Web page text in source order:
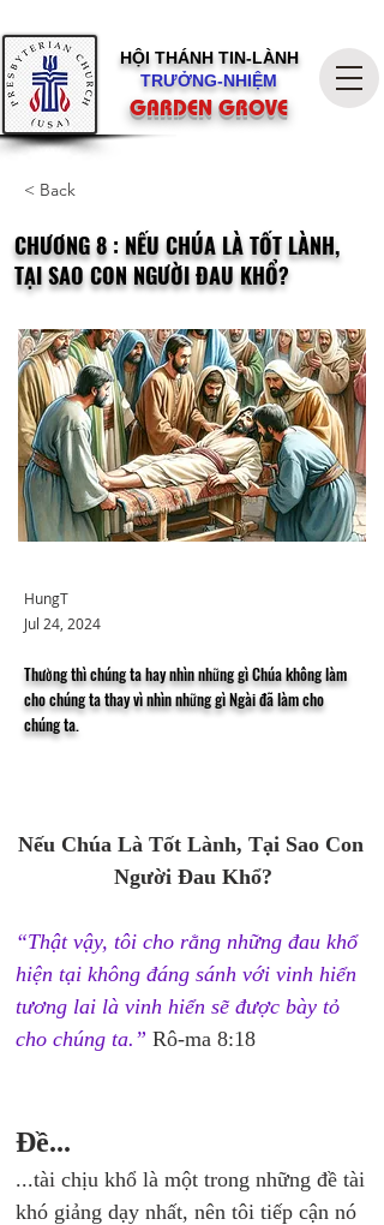
HỘI THÁNH TIN-LÀNH
TRƯỞNG-NHIỆM
GARDEN GROVE
< Back
CHƯƠNG 8 : NẾU CHÚA LÀ TỐT LÀNH,
TẠI SAO CON NGƯỜI ĐAU KHỔ?
HungT
Jul 24, 2024
Thường thì chúng ta hay nhìn những gì Chúa không làm
cho chúng ta thay vì nhìn những gì Ngài đã làm cho
chúng ta.
Nếu Chúa Là Tốt Lành, Tại Sao Con
Người Đau Khổ?
“Thật vậy, tôi cho rằng những đau khổ
hiện tại không đáng sánh với vinh hiển
tương lai là vinh hiển sẽ được bày tỏ
cho chúng ta.” Rô-ma 8:18
Đề...
...tài chịu khổ là một trong những đề tài
khó giảng dạy nhất, nên tôi tiếp cận nó